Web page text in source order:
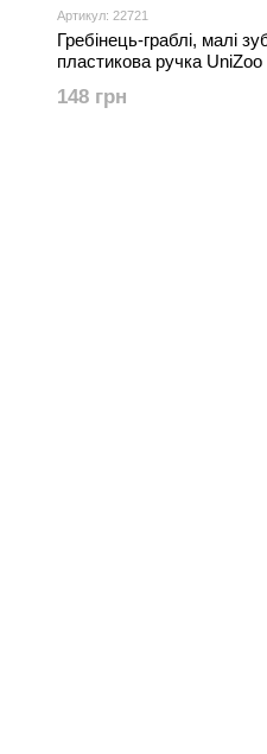
Артикул: 22721
Гребінець-граблі, малі
пластикова ручка UniZoo
148 грн